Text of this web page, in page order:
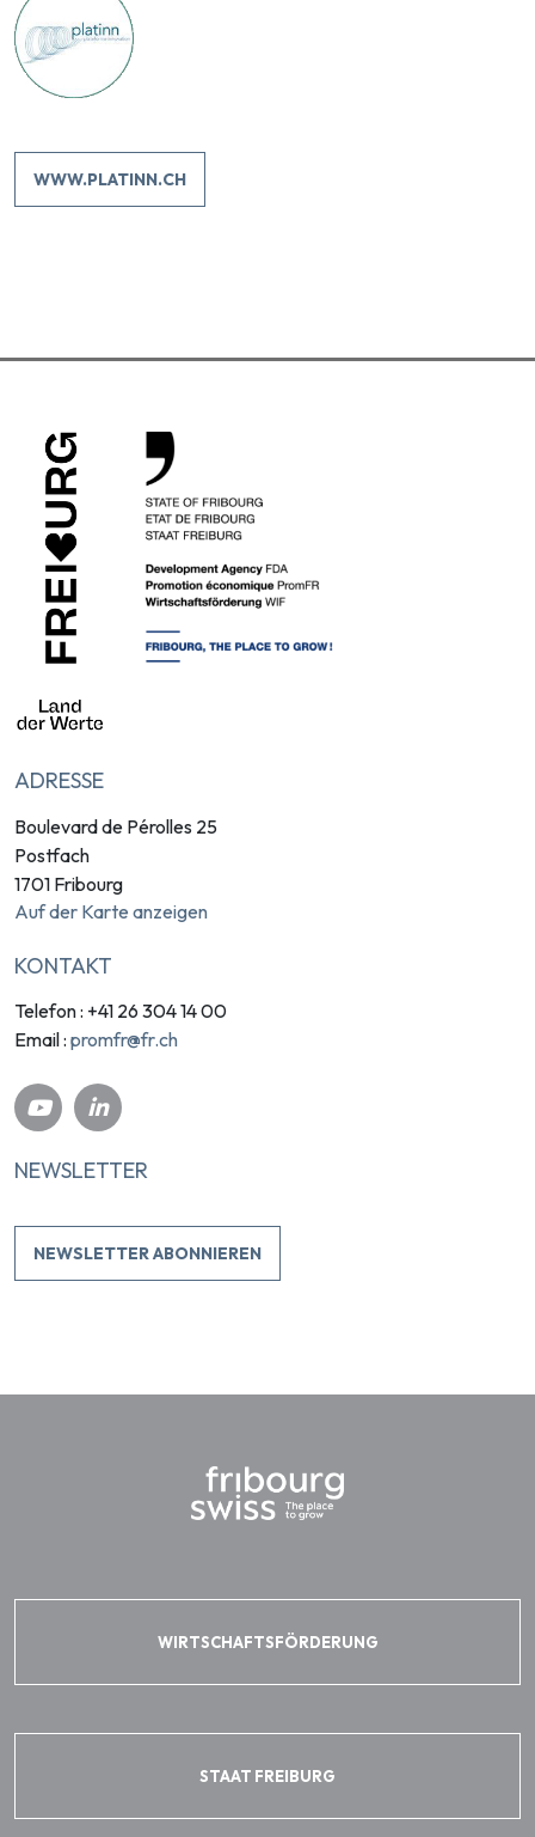
WWW.PLATINN.CH
ADRESSE
Boulevard de Pérolles 25
Postfach
1701 Fribourg
Auf der Karte anzeigen
KONTAKT
Telefon : +41 26 304 14 00
Email : promfr@fr.ch
NEWSLETTER
NEWSLETTER ABONNIEREN
WIRTSCHAFTSFÖRDERUNG
STAAT FREIBURG